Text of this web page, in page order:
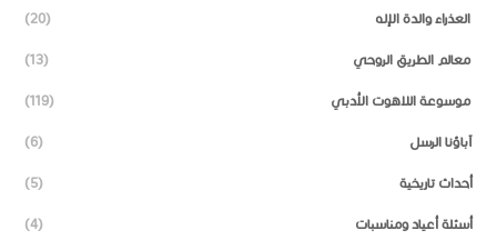
العذراء والدة الإله (20)
معالم الطريق الروحي (13)
موسوعة اللاهوت الأدبي (119)
آباؤنا الرسل (6)
أحداث تاريخية (5)
أسئلة أعياد ومناسبات (4)